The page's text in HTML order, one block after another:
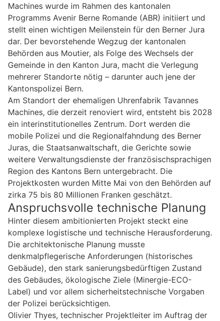
Machines wurde im Rahmen des kantonalen
Programms Avenir Berne Romande (ABR) initiiert und
stellt einen wichtigen Meilenstein für den Berner Jura
dar. Der bevorstehende Wegzug der kantonalen
Behörden aus Moutier, als Folge des Wechsels der
Gemeinde in den Kanton Jura, macht die Verlegung
mehrerer Standorte nötig – darunter auch jene der
Kantonspolizei Bern.
Am Standort der ehemaligen Uhrenfabrik Tavannes
Machines, die derzeit renoviert wird, entsteht bis 2028
ein interinstitutionelles Zentrum. Dort werden die
mobile Polizei und die Regionalfahndung des Berner
Juras, die Staatsanwaltschaft, die Gerichte sowie
weitere Verwaltungsdienste der französischsprachigen
Region des Kantons Bern untergebracht. Die
Projektkosten wurden Mitte Mai von den Behörden auf
zirka 75 bis 80 Millionen Franken geschätzt.
Anspruchsvolle technische Planung
Hinter diesem ambitionierten Projekt steckt eine
komplexe logistische und technische Herausforderung.
Die architektonische Planung musste
denkmalpflegerische Anforderungen (historisches
Gebäude), den stark sanierungsbedürftigen Zustand
des Gebäudes, ökologische Ziele (Minergie-ECO-
Label) und vor allem sicherheitstechnische Vorgaben
der Polizei berücksichtigen.
Olivier Thyes, technischer Projektleiter im Auftrag der